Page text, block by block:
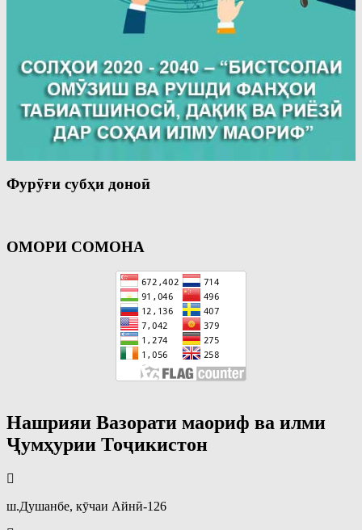
Фурӯғи субҳи доноӣ
ОМОРИ СОМОНА
Нашрияи Вазорати маориф ва илми
Ҷумҳурии Тоҷикистон
ш.Душанбе, кӯчаи Айнӣ-126